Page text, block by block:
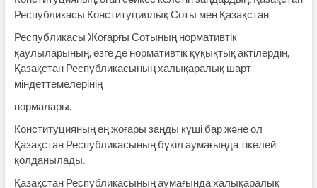
Республикасы Конституциялық Соты мен Қазақстан
Респуб­ли­ка­сы Жоғарғы Сотының нормативтік
қаулыларының, өзге де нормативтік құқықтық актілердің,
Қазақстан Республи­касының халықаралық шарт
міндеттемелерінің
нормалары.
Конституцияның ең жоғары заңды күші бар және ол
Қазақстан Республикасының бүкіл аумағында тікелей
қолданылады.
Қазақстан Республикасының аумағында халықаралық